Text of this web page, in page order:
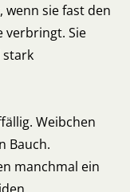
wenn sie fast den
verbringt. Sie
stark
Weibchen
Bauch.
manchmal ein